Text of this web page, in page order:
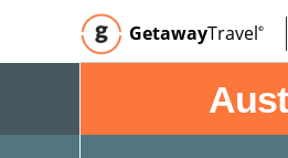
GetawayTravel©